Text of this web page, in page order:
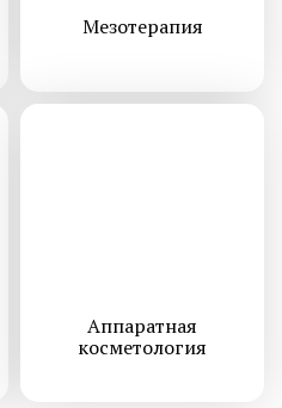
Мезотерапия
Аппаратная
косметология